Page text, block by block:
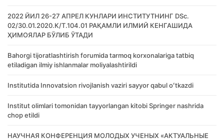
2022 ЙИЛ 26-27 АПРЕЛ КУНЛАРИ ИНСТИТУТНИНГ DSc.
02/30.01.2020.К/Т.104.01 РАҚАМЛИ ИЛМИЙ КЕНГАШИДА
ҲИМОЯЛАР БЎЛИБ ЎТАДИ
Bahorgi tijoratlashtirish forumida tarmoq korxonalariga tatbiq
etiladigan ilmiy ishlanmalar moliyalashtirildi
Institutida Innovatsion rivojlanish vaziri sayyor qabul oʻtkazdi
Institut olimlari tomonidan tayyorlangan kitobi Springer nashrida
chop etildi
НАУЧНАЯ КОНФЕРЕНЦИЯ МОЛОДЫХ УЧЕНЫХ «АКТУАЛЬНЫЕ